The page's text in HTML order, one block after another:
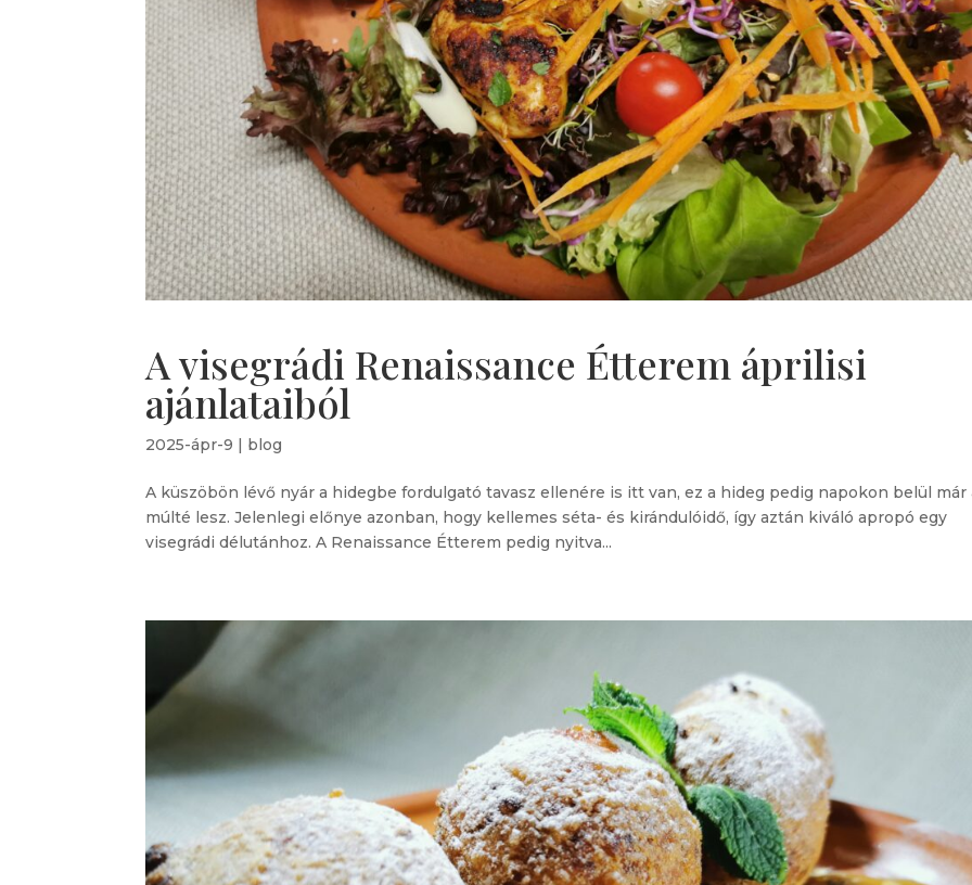
A visegrádi Renaissance Étterem áprilisi
ajánlataiból
2025-ápr-9 blog
A küszöbön lévő nyár a hidegbe fordulgató tavasz ellenére is itt van, ez a hideg pedig napokon belül már
múlté lesz. Jelenlegi előnye azonban, hogy kellemes séta- és kirándulóidő, így aztán kiváló apropó egy
visegrádi délutánhoz. A Renaissance Étterem pedig nyitva...